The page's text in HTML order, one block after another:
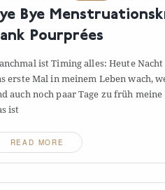
Bye
Pourprées
ist Timing alles: Heute
erste Mal in meinem Leben wach,
auch noch paar Tage zu früh meine
ist
READ MORE